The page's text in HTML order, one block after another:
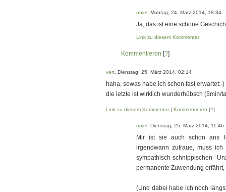
nnier, Montag, 24. März 2014, 18:34
Ja, das ist eine schöne
Link zu diesem Kommentar
Kommentieren [?]
vert , Dienstag, 25. März 2014, 02:14
haha, sowas habe ich schon fast erwartet:-)
die letzte ist wirklich wunderhübsch (5min/
Link zu diesem Kommentar| Kommentieren [?]
nnier, Dienstag, 25. März 2014, 11:46
Mir ist sie auch schon ans
irgendwann zutraue, muss
sympathisch-schnippischen
permanente Zuwendung
(Und dabei habe ich noch